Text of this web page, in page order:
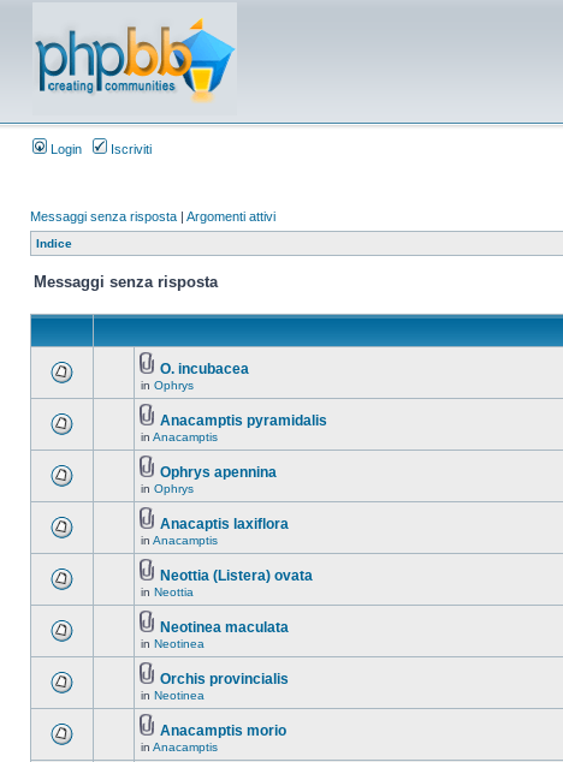
Login Iscriviti
Messaggi senza risposta | Argomenti attivi
Indice
Messaggi senza risposta
O. incubacea
in Ophrys
Anacamptis pyramidalis
in Anacamptis
Ophrys apennina
in Ophrys
Anacaptis laxiflora
in Anacamptis
Neottia (Listera) ovata
in Neottia
Neotinea maculata
in Neotinea
Orchis provincialis
in Neotinea
Anacamptis morio
in Anacamptis